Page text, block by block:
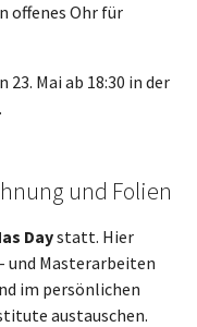
offenes Ohr für
Mai ab 18:30 in der
und Folien
Daystatt. Hier
Masterarbeiten
im persönlichen
austauschen.